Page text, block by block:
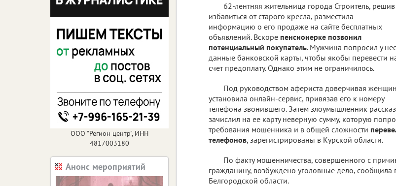
62-лентняя жительница города Строитель, решив
избавиться от старого кресла, разместила
информацию о его продаже на сайте бесплатных
объявлений. Вскоре пенсионерке позвонил
потенциальный покупатель. Мужчина попросил у
данные банковской карты, чтобы якобы перевести
счет предоплату. Однако этим не ограничилось.
Под руководством афериста доверчивая
установила онлайн-сервис, привязав его к номеру
телефона звонившего. Затем злоумышленник
зачислил на ее карту неверную сумму, которую
требования мошенника и в общей сложности
телефонов, зарегистрированы в Курской области.
По факту мошенничества, совершенного с
гражданину, возбуждено уголовные дело,
Белгородской области.
ООО "Регион центр", ИНН
4817003180
Анонс мероприятий